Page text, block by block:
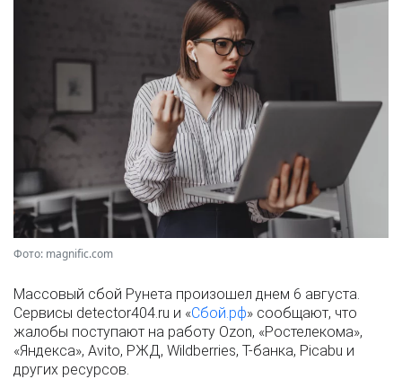
Фото: magnific.com
Массовый сбой Рунета произошел днем 6 августа.
Сервисы detector404.ru и «Сбой.рф» сообщают, что
жалобы поступают на работу Ozon, «Ростелекома»,
«Яндекса», Avito, РЖД, Wildberries, Т-банка, Picabu и
других ресурсов.